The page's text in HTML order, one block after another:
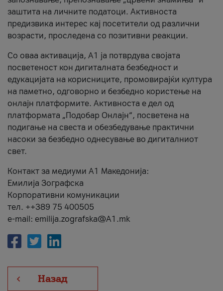
заштита на личните податоци. Активноста
предизвика интерес кај посетители од различни
возрасти, проследена со позитивни реакции.
Со оваа активација, А1 ја потврдува својата
посветеност кон дигиталната безбедност и
едукацијата на корисниците, промовирајќи култура
на паметно, одговорно и безбедно користење на
онлајн платформите. Активноста е дел од
платформата „Подобар Онлајн“, посветена на
подигање на свеста и обезбедување практични
насоки за безбедно однесување во дигиталниот
свет.
Контакт за медиуми А1 Македонија:
Емилија Зографска
Корпоративни комуникации
тел. ++389 75 400505
e-mail: emilija.zografska@A1.mk
Назад